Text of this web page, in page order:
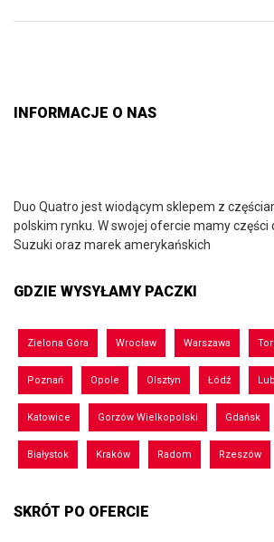
INFORMACJE O NAS
Duo Quatro jest wiodącym sklepem z
polskim rynku. W swojej ofercie mamy części
Suzuki oraz marek amerykańskich
GDZIE WYSYŁAMY PACZKI
Zielona Góra Wrocław Warszawa
Poznań Opole Olsztyn Łódź
Katowice Gorzów Wielkopolski Gdańsk
Białystok Kraków Radom Rzeszów
SKRÓT PO OFERCIE